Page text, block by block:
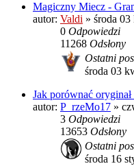
Magiczny Miecz -
autor: Valdi » środa
0 Odpowiedzi
11268 Odsłony
Ostatni
środa 03
Jak porównać
autor: P_rzeMo17 »
3 Odpowiedzi
13653 Odsłony
Ostatni
środa 16